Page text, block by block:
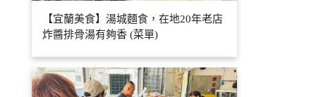
【宜蘭美食】湯城麵食，在地20年老店
炸醬排骨湯有夠香 (菜單)